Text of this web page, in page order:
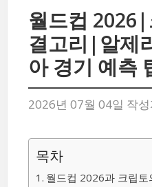
월드컵
결고리|알제
아 경기 예측
2026년 07월 04일 작
목차
월드컵 2026과 크립토